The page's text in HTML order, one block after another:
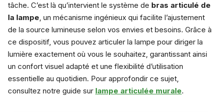
tâche. C’est là qu’intervient le système de bras articulé de
la lampe, un mécanisme ingénieux qui facilite l’ajustement
de la source lumineuse selon vos envies et besoins. Grâce à
ce dispositif, vous pouvez articuler la lampe pour diriger la
lumière exactement où vous le souhaitez, garantissant ainsi
un confort visuel adapté et une flexibilité d’utilisation
essentielle au quotidien. Pour approfondir ce sujet,
consultez notre guide sur lampe articulée murale.